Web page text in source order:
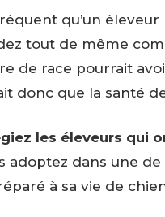
qu’un éleveur
tout de même
de race pourrait
donc que la santé
les éleveurs qui
adoptez dans une
à sa vie de